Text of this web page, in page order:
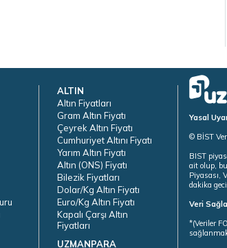
ALTIN
Altın Fiyatları
Gram Altın Fiyatı
Çeyrek Altın Fiyatı
Cumhuriyet Altını Fiyatı
Yarım Altın Fiyatı
Altın (ONS) Fiyatı
Bilezik Fiyatları
Dolar/Kg Altın Fiyatı
Euro/Kg Altın Fiyatı
Kapalı Çarşı Altın
Fiyatları
UZMANPARA
Yasal
© BİST
BIST
ait olup,
Piyasası,
dakika
Veri
*(Veriler